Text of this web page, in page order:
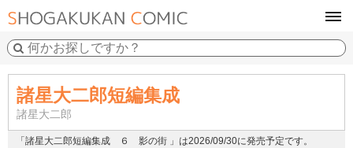
諸星大二郎短編集成
諸星大二郎
「諸星大二郎短編集成 ６ 影の街 」は2026/09/30に発売予定です。